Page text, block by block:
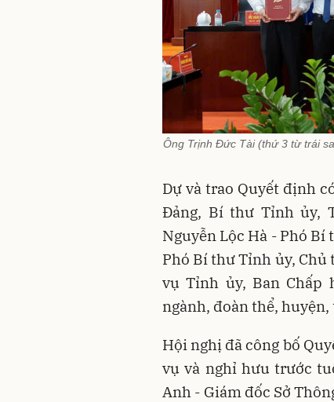
Ông Trịnh Đức Tài (thứ 3 từ trái
Dự và trao Quyết định
Đảng, Bí thư Tỉnh ủy,
Nguyễn Lộc Hà - Phó
Phó Bí thư Tỉnh ủy,
vụ Tỉnh ủy, Ban Chấp
ngành, đoàn thể,
Hội nghị đã công bố
vụ và nghỉ hưu trước
Anh - Giám đốc Sở